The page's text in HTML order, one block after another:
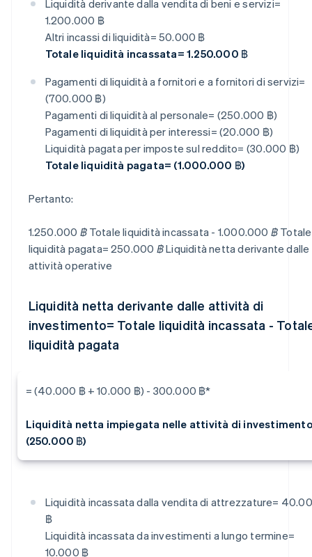
Liquidità derivante dalla vendita di beni e servizi=
1.200.000 ฿
Altri incassi di liquidità= 50.000 ฿
Totale liquidità incassata= 1.250.000 ฿
Pagamenti di liquidità a fornitori e a fornitori di servizi=
(700.000 ฿)
Pagamenti di liquidità al personale= (250.000 ฿)
Pagamenti di liquidità per interessi= (20.000 ฿)
Liquidità pagata per imposte sul reddito= (30.000 ฿)
Totale liquidità pagata= (1.000.000 ฿)
Pertanto:
1.250.000 ฿ Totale liquidità incassata - 1.000.000 ฿ Totale
liquidità pagata= 250.000 ฿Liquidità netta derivante dalle
attività operative
Liquidità netta derivante dalle attività di
investimento= Totale liquidità incassata -
liquidità pagata
= (40.000 ฿ + 10.000 ฿) - 300.000 ฿*
Liquidità netta impiegata nelle attività di
(250.000 ฿)
Liquidità incassata dalla vendita di attrezzature=
฿
Liquidità incassata da investimenti a lungo termine=
10.000 ฿